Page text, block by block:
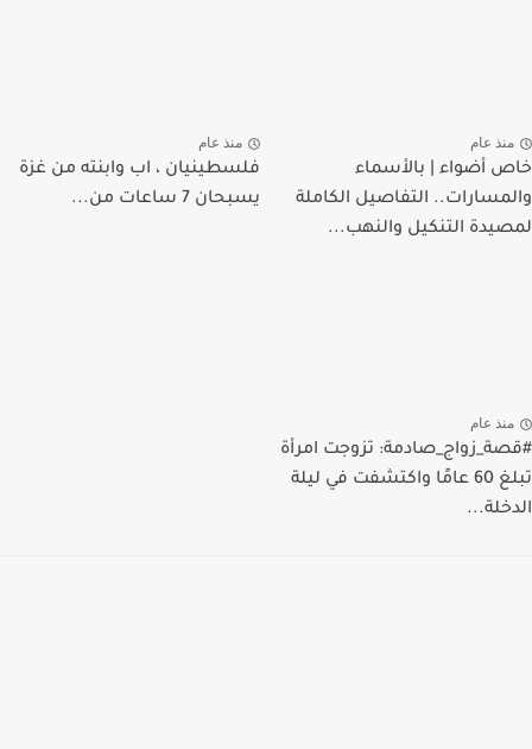
منذ عام
خاص أضواء | بالأسماء
والمسارات.. التفاصيل الكاملة
لمصيدة التنكيل والنهب...
منذ عام
فلسطينيان ، اب وابنته من غزة
يسبحان 7 ساعات من...
منذ عام
#قصة_زواج_صادمة: تزوجت امرأة
تبلغ 60 عامًا واكتشفت في ليلة
الدخلة...